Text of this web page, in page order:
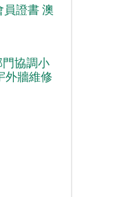
員證書 澳
協調小
外牆維修